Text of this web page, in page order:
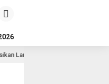
Hadapi El Nino dan Karhutla